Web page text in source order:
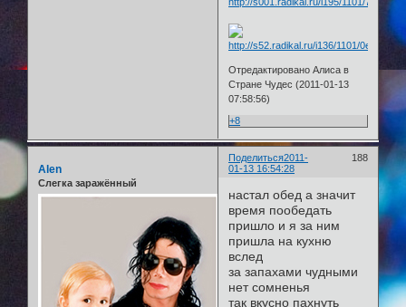
Отредактировано Алиса в
Стране Чудес (2011-01-13
07:58:56)
+8
Поделиться 188
2011-
01-13 16:54:28
Alen
Слегка заражённый
настал обед а значит
время пообедать
пришло и я за ним
пришла на кухню
вслед
за запахами чудными
нет сомненья
так вкусно пахнуть